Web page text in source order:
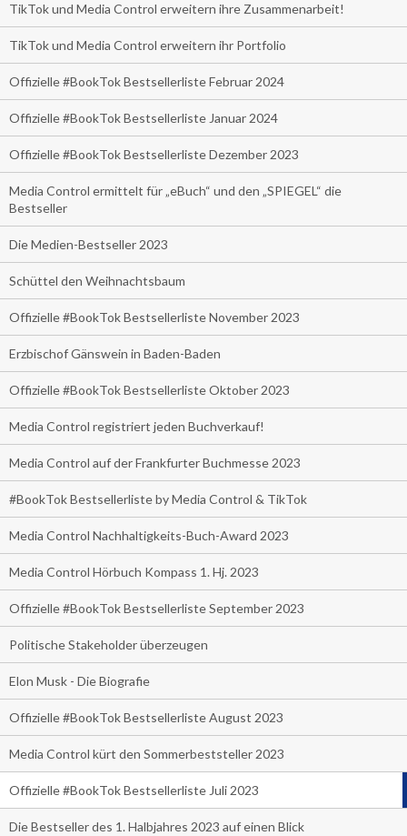
TikTok und Media Control erweitern ihre Zusammenarbeit!
TikTok und Media Control erweitern ihr Portfolio
Offizielle #BookTok Bestsellerliste Februar 2024
Offizielle #BookTok Bestsellerliste Januar 2024
Offizielle #BookTok Bestsellerliste Dezember 2023
Media Control ermittelt für „eBuch“ und den „SPIEGEL“ die
Bestseller
Die Medien-Bestseller 2023
Schüttel den Weihnachtsbaum
Offizielle #BookTok Bestsellerliste November 2023
Erzbischof Gänswein in Baden-Baden
Offizielle #BookTok Bestsellerliste Oktober 2023
Media Control registriert jeden Buchverkauf!
Media Control auf der Frankfurter Buchmesse 2023
#BookTok Bestsellerliste by Media Control & TikTok
Media Control Nachhaltigkeits-Buch-Award 2023
Media Control Hörbuch Kompass 1. Hj. 2023
Offizielle #BookTok Bestsellerliste September 2023
Politische Stakeholder überzeugen
Elon Musk - Die Biografie
Offizielle #BookTok Bestsellerliste August 2023
Media Control kürt den Sommerbeststeller 2023
Offizielle #BookTok Bestsellerliste Juli 2023
Die Bestseller des 1. Halbjahres 2023 auf einen Blick